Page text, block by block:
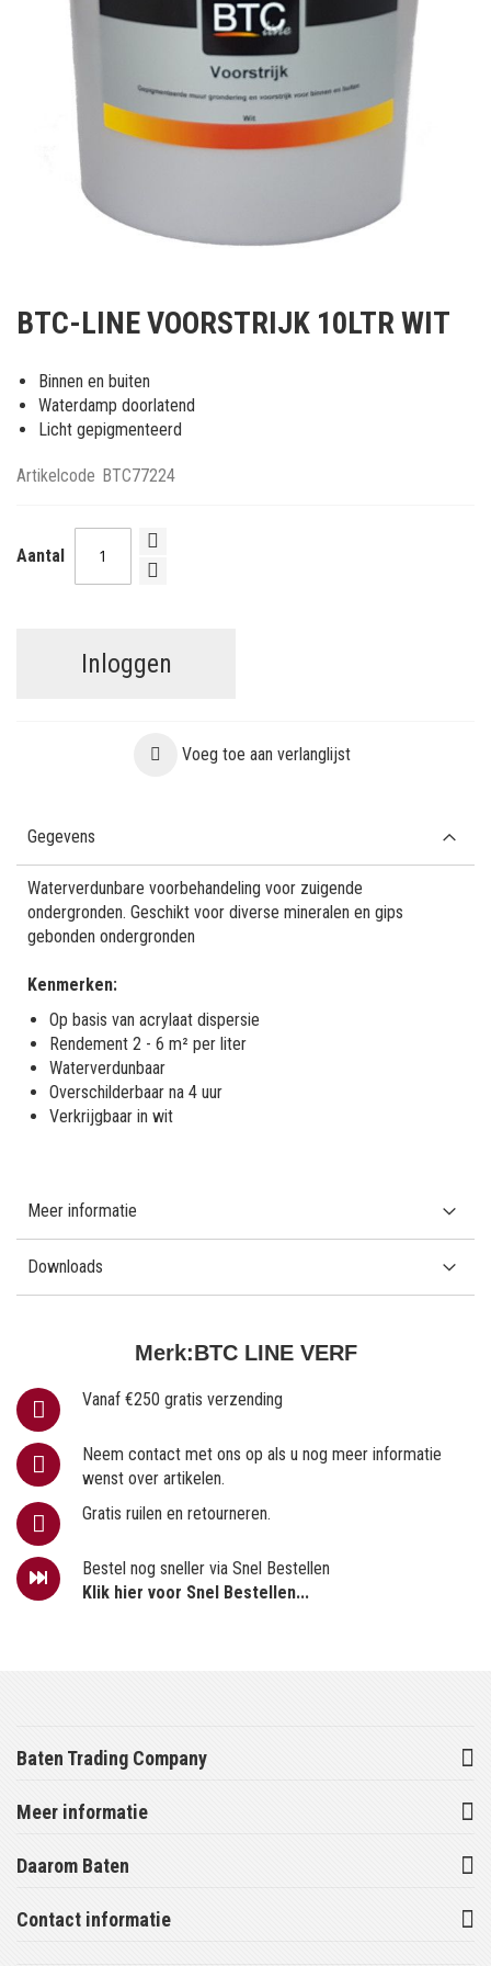
het
van
de
afbeeldingen-
BTC-LINE VOORSTRIJK 10LTR WIT
Binnen en buiten
Waterdamp doorlatend
Licht gepigmenteerd
Artikelcode BTC77224
Aantal
Inloggen
Voeg toe aan verlanglijst
Merk:BTC LINE VERF
Vanaf €250 gratis verzending
Neem contact met ons op als u nog meer informatie
wenst over artikelen.
Gratis ruilen en retourneren.
Bestel nog sneller via Snel Bestellen
Klik hier voor Snel Bestellen...
Gegevens
Waterverdunbare voorbehandeling voor zuigende
ondergronden. Geschikt voor diverse mineralen en gips
gebonden ondergronden
Kenmerken:
Op basis van acrylaat dispersie
Rendement 2 - 6 m² per liter
Waterverdunbaar
Overschilderbaar na 4 uur
Verkrijgbaar in wit
Meer informatie
Downloads
Baten Trading Company
Meer informatie
Daarom Baten
Contact informatie